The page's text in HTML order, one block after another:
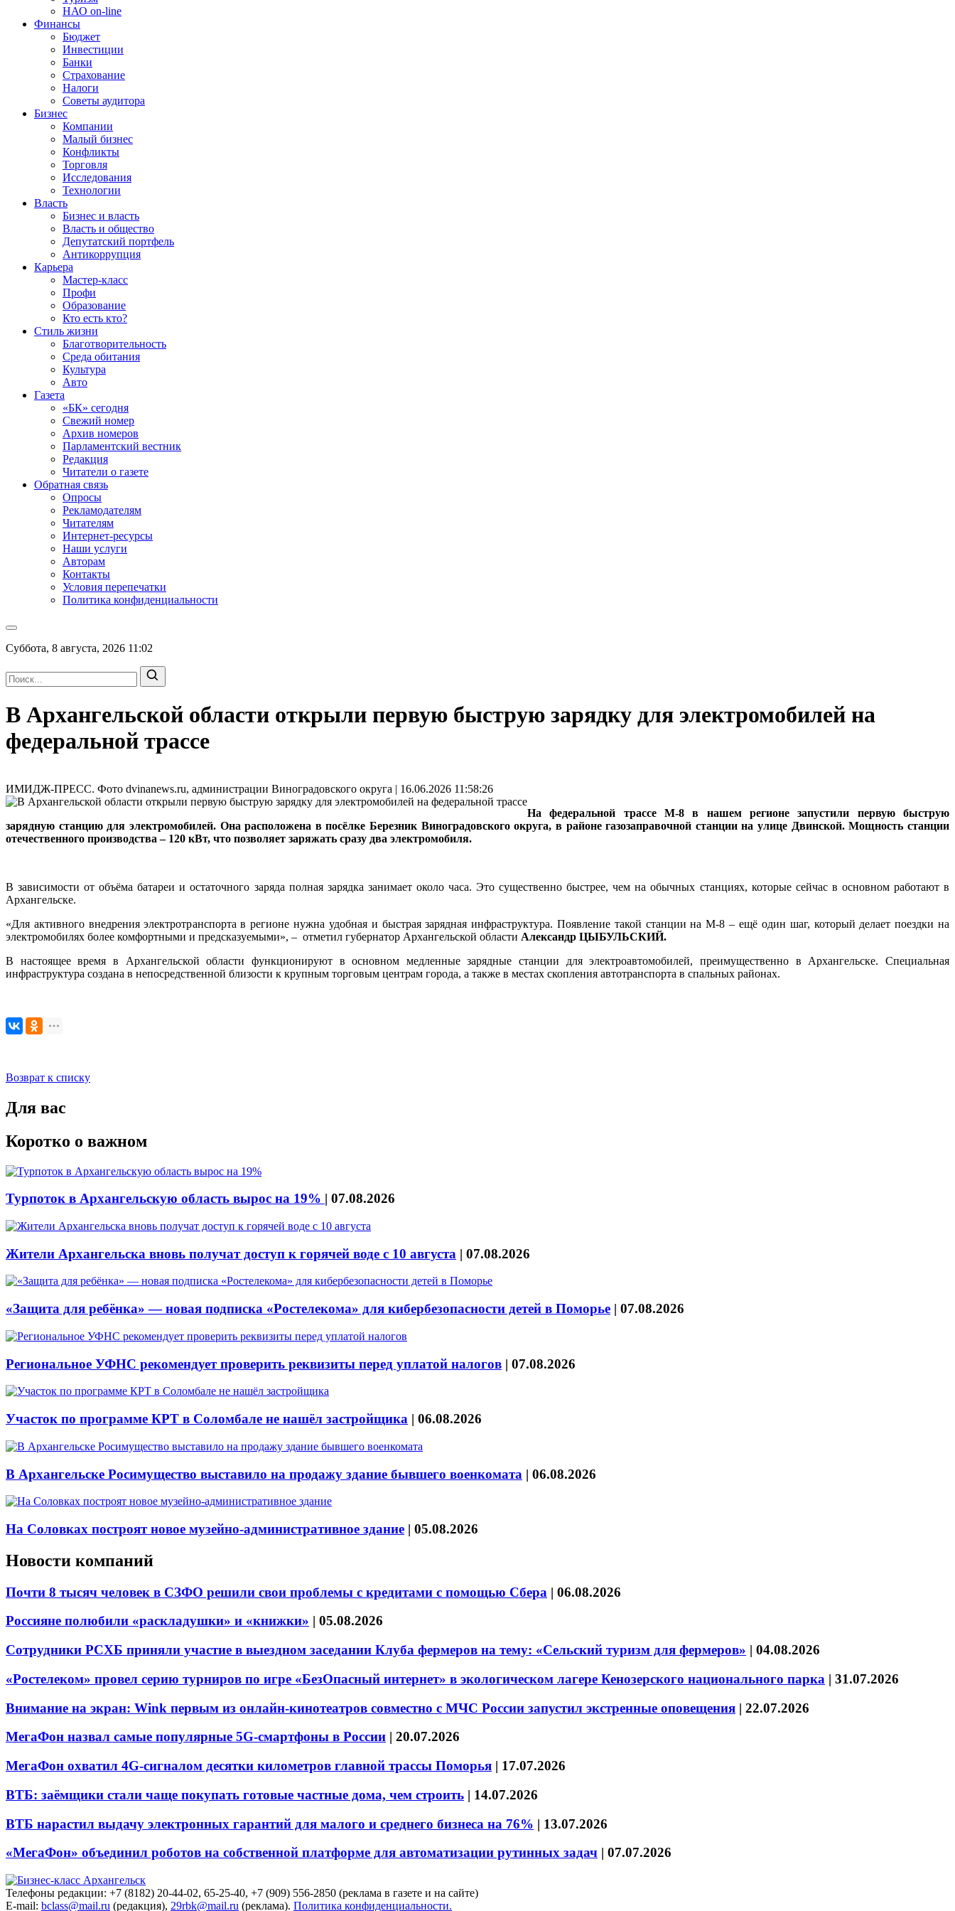
НАО on-line
Финансы
Бюджет
Инвестиции
Банки
Страхование
Налоги
Советы аудитора
Бизнес
Компании
Малый бизнес
Конфликты
Торговля
Исследования
Технологии
Власть
Бизнес и власть
Власть и общество
Депутатский портфель
Антикоррупция
Карьера
Мастер-класс
Профи
Образование
Кто есть кто?
Стиль жизни
Благотворительность
Среда обитания
Культура
Авто
Газета
«БК» сегодня
Свежий номер
Архив номеров
Парламентский вестник
Редакция
Читатели о газете
Обратная связь
Опросы
Рекламодателям
Читателям
Интернет-ресурсы
Наши услуги
Авторам
Контакты
Условия перепечатки
Политика конфиденциальности
Суббота, 8 августа, 2026 11:02
В Архангельской области открыли первую быструю зарядку для электромобилей на
федеральной трассе
ИМИДЖ-ПРЕСС. Фото dvinanews.ru, администрации Виноградовского округа | 16.06.2026 11:58:26
На федеральной трассе М-8 в нашем регионе запустили первую быструю
зарядную станцию для электромобилей. Она расположена в посёлке Березник Виноградовского округа, в районе газозаправочной станции на улице Двинской. Мощность станции
отечественного производства – 120 кВт, что позволяет заряжать сразу два электромобиля.
В зависимости от объёма батареи и остаточного заряда полная зарядка занимает около часа. Это существенно быстрее, чем на обычных станциях, которые сейчас в основном работают в
Архангельске.
«Для активного внедрения электротранспорта в регионе нужна удобная и быстрая зарядная инфраструктура. Появление такой станции на М-8 – ещё один шаг, который делает поездки на
электромобилях более комфортными и предсказуемыми», – отметил губернатор Архангельской области Александр ЦЫБУЛЬСКИЙ.
В настоящее время в Архангельской области функционируют в основном медленные зарядные станции для электроавтомобилей, преимущественно в Архангельске. Специальная
инфраструктура создана в непосредственной близости к крупным торговым центрам города, а также в местах скопления автотранспорта в спальных районах.
Возврат к списку
Для вас
Коротко о важном
Турпоток в Архангельскую область вырос на 19% | 07.08.2026
Жители Архангельска вновь получат доступ к горячей воде с 10 августа | 07.08.2026
«Защита для ребёнка» — новая подписка «Ростелекома» для кибербезопасности детей в Поморье | 07.08.2026
Региональное УФНС рекомендует проверить реквизиты перед уплатой налогов | 07.08.2026
Участок по программе КРТ в Соломбале не нашёл застройщика | 06.08.2026
В Архангельске Росимущество выставило на продажу здание бывшего военкомата | 06.08.2026
На Соловках построят новое музейно-административное здание | 05.08.2026
Новости компаний
Почти 8 тысяч человек в СЗФО решили свои проблемы с кредитами с помощью Сбера | 06.08.2026
Россияне полюбили «раскладушки» и «книжки» | 05.08.2026
Сотрудники РСХБ приняли участие в выездном заседании Клуба фермеров на тему: «Сельский туризм для фермеров» | 04.08.2026
«Ростелеком» провел серию турниров по игре «БезОпасный интернет» в экологическом лагере Кенозерского национального парка | 31.07.2026
Внимание на экран: Wink первым из онлайн-кинотеатров совместно с МЧС России запустил экстренные оповещения | 22.07.2026
МегаФон назвал самые популярные 5G-смартфоны в России | 20.07.2026
МегаФон охватил 4G-сигналом десятки километров главной трассы Поморья | 17.07.2026
ВТБ: заёмщики стали чаще покупать готовые частные дома, чем строить | 14.07.2026
ВТБ нарастил выдачу электронных гарантий для малого и среднего бизнеса на 76% | 13.07.2026
«МегаФон» объединил роботов на собственной платформе для автоматизации рутинных задач | 07.07.2026
Телефоны редакции: +7 (8182) 20-44-02, 65-25-40, +7 (909) 556-2850 (реклама в газете и на сайте)
E-mail: bclass@mail.ru (редакция), 29rbk@mail.ru (реклама). Политика конфиденциальности.